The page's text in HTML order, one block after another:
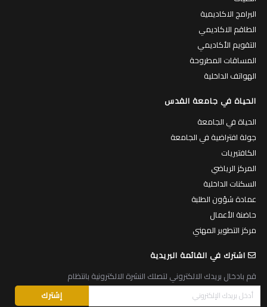
البرامج الاكاديمية
الطاقم الاكاديمي
التقويم الأكاديمي
المساقات المطروحة
الهواتف الداخلية
الحياة في جامعة القدس
الحياة في الجامعة
جولة افتراضية في الجامعة
الكافتيريات
المركز الرياضي
السكنات الداخلية
عمادة شؤون الطلبة
حاضنة الأعمال
مركز التطوير المهني
اشترك في القائمة البريدية
قم بادخال بريدك الالكتروني لتصلك النشرة الالكترونية بانتظام